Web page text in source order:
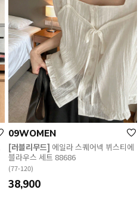
09WOMEN
[러블리무드] 에일라 스퀘어넥 뷔스티에
블라우스 세트 88686
(77-120)
38,900